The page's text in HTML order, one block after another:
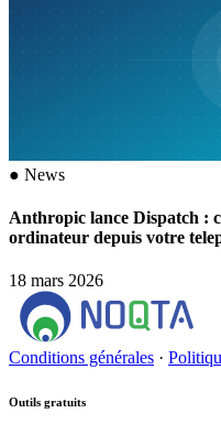
● News
Anthropic lance Dispatch :
ordinateur depuis votre
18 mars 2026
Conditions générales ·
Outils gratuits